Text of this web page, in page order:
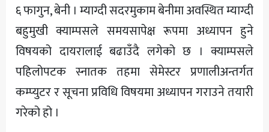
६ फागुन, बेनी । म्याग्दी सदरमुकाम बेनीमा अवस्थित म्याग्दी
बहुमुखी क्याम्पसले समयसापेक्ष रूपमा अध्यापन हुने
विषयको दायरालाई बढाउँदै लगेको छ । क्याम्पसले
पहिलोपटक स्नातक तहमा सेमेस्टर प्रणालीअन्तर्गत
कम्प्युटर र सूचना प्रविधि विषयमा अध्यापन गराउने तयारी
गरेको हो ।